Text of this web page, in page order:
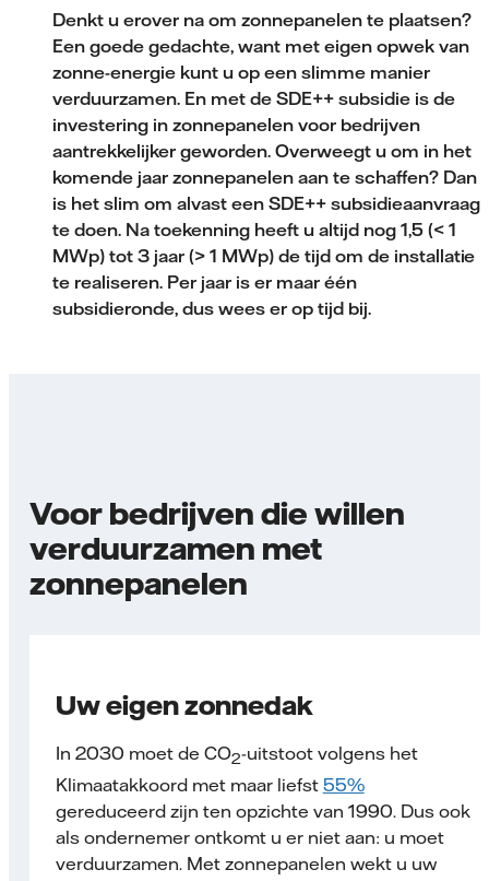
Denkt u erover na om zonnepanelen te plaatsen?
Een goede gedachte, want met eigen opwek van
zonne-energie kunt u op een slimme manier
verduurzamen. En met de SDE++ subsidie is de
investering in zonnepanelen voor bedrijven
aantrekkelijker geworden. Overweegt u om in het
komende jaar zonnepanelen aan te schaffen? Dan
is het slim om alvast een SDE++ subsidie­aanvraag
te doen. Na toekenning heeft u altijd nog 1,5 (< 1
MWp) tot 3 jaar (> 1 MWp) de tijd om de installatie
te realiseren. Per jaar is er maar één
subsidieronde, dus wees er op tijd bij.
Voor bedrijven die willen
verduurzamen met
zonnepanelen
Uw eigen zonnedak
In 2030 moet de CO2-uitstoot volgens het
Klimaatakkoord met maar liefst 55%
gereduceerd zijn ten opzichte van 1990. Dus ook
als ondernemer ontkomt u er niet aan: u moet
verduurzamen. Met zonnepanelen wekt u uw